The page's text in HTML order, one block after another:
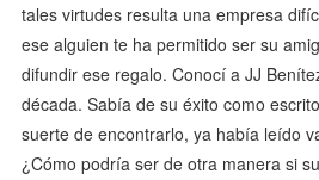
tales virtudes resulta una empresa
ese alguien te ha permitido ser su
difundir ese regalo. Conocí a JJ
década. Sabía de su éxito como
suerte de encontrarlo, ya había leído
¿Cómo podría ser de otra manera si